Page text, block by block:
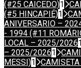
(#25 CAICEDO)1
(#5 HINCAPIÉ)1
ANIVERSARIO –
- 1994 (#11
LOCAL – 2025/20261
– 2025/20261
MESSI)1